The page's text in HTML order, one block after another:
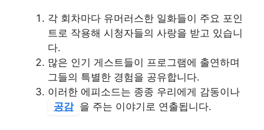
각 회차마다 유머러스한 일화들이 주요 포인
트로 작용해 시청자들의 사랑을 받고 있습니
다.
많은 인기 게스트들이 프로그램에 출연하며
그들의 특별한 경험을 공유합니다.
이러한 에피소드는 종종 우리에게 감동이나
공감 을 주는 이야기로 연출됩니다.